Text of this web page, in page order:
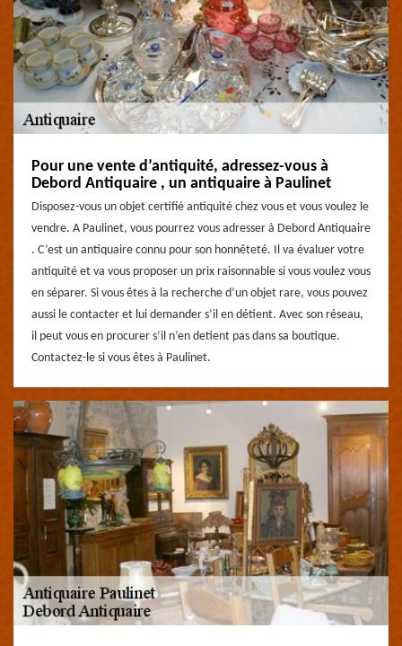
Pour une vente d’antiquité, adressez-vous à
Debord Antiquaire , un antiquaire à Paulinet
Disposez-vous un objet certifié antiquité chez vous et vous voulez le
vendre. A Paulinet, vous pourrez vous adresser à Debord Antiquaire
. C’est un antiquaire connu pour son honnêteté. Il va évaluer votre
antiquité et va vous proposer un prix raisonnable si vous voulez vous
en séparer. Si vous êtes à la recherche d’un objet rare, vous pouvez
aussi le contacter et lui demander s’il en détient. Avec son réseau,
il peut vous en procurer s’il n’en detient pas dans sa boutique.
Contactez-le si vous êtes à Paulinet.